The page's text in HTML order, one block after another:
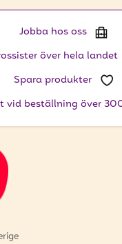
och
kring
nedan för att ta
Jobba hos oss
över hela landet
Spara produkter
vid beställning över